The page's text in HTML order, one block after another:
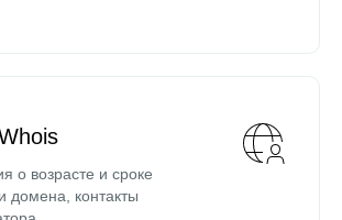
о возрасте и сроке
домена, контакты